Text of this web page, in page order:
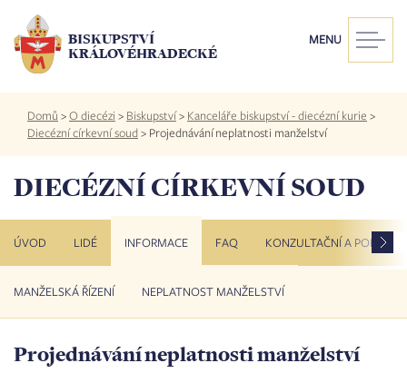
hlavnímu
obsahu
BISKUPSTVÍ
KRÁLOVÉHRADECKÉ
MENU
Drobečková
navigace
Domů >O diecézi > Biskupství> Kanceláře biskupství - diecézní kurie >
Diecézní církevní soud> Projednávání neplatnosti manželství
DIECÉZNÍ CÍRKEVNÍ SOUD
ÚVOD LIDÉ INFORMACE
MANŽELSKÁ ŘÍZENÍNEPLATNOST MANŽELSTVÍ
FAQ KONZULTAČNÍ A
MANŽELSKÁ ŘÍZENÍ NEPLATNOST MANŽELSTVÍ
Projednávání neplatnosti manželství